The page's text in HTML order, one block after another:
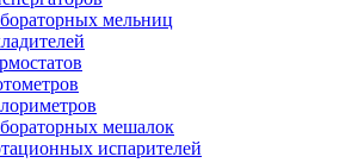
мельниц
мешалок
испарителей